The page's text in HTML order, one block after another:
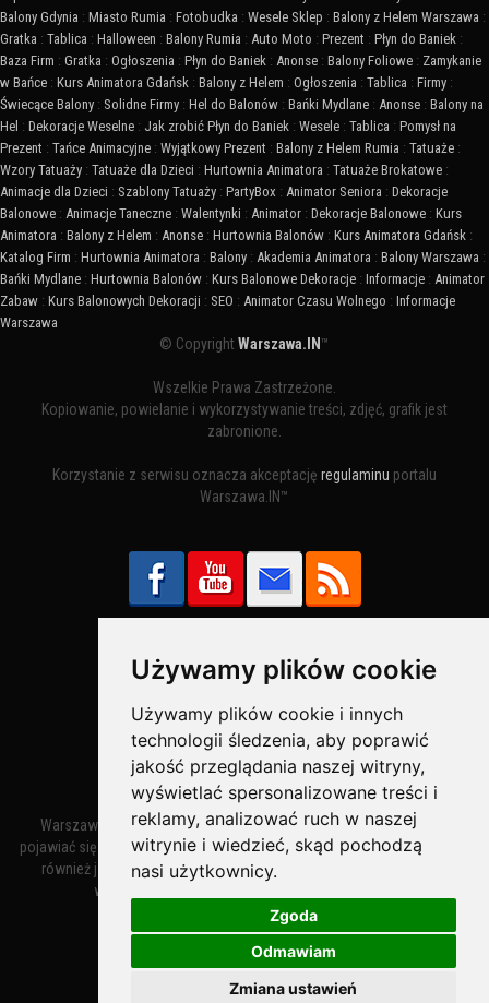
Używamy plików cookie
Używamy plików cookie i innych
technologii śledzenia, aby poprawić
jakość przeglądania naszej witryny,
wyświetlać spersonalizowane treści i
reklamy, analizować ruch w naszej
witrynie i wiedzieć, skąd pochodzą
nasi użytkownicy.
Zgoda
Odmawiam
Zmiana ustawień
Balony Gdynia : Miasto Rumia : Fotobudka : Wesele Sklep : Balony z Helem Warszawa :
Gratka : Tablica : Halloween : Balony Rumia : Auto Moto : Prezent : Płyn do Baniek :
Baza Firm : Gratka : Ogłoszenia : Płyn do Baniek : Anonse : Balony Foliowe : Zamykanie
w Bańce : Kurs Animatora Gdańsk : Balony z Helem : Ogłoszenia : Tablica : Firmy :
Świecące Balony : Solidne Firmy : Hel do Balonów : Bańki Mydlane : Anonse : Balony na
Hel : Dekoracje Weselne : Jak zrobić Płyn do Baniek : Wesele : Tablica : Pomysł na
Prezent : Tańce Animacyjne : Wyjątkowy Prezent : Balony z Helem Rumia : Tatuaże :
Wzory Tatuaży : Tatuaże dla Dzieci : Hurtownia Animatora : Tatuaże Brokatowe :
Animacje dla Dzieci : Szablony Tatuaży : PartyBox : Animator Seniora : Dekoracje
Balonowe : Animacje Taneczne : Walentynki : Animator : Dekoracje Balonowe : Kurs
Animatora : Balony z Helem : Anonse : Hurtownia Balonów : Kurs Animatora Gdańsk :
Katalog Firm : Hurtownia Animatora : Balony : Akademia Animatora : Balony Warszawa :
Bańki Mydlane : Hurtownia Balonów : Kurs Balonowe Dekoracje : Informacje : Animator
Zabaw : Kurs Balonowych Dekoracji : SEO : Animator Czasu Wolnego : Informacje
Warszawa
© CopyrightWarszawa.IN ™
Wszelkie Prawa Zastrzeżone.
Kopiowanie, powielanie i wykorzystywanie treści, zdjęć, grafik jest
zabronione.
Korzystanie z serwisu oznacza akceptację regulaminu portalu
Warszawa.IN™
Bezpieczne Płatności obsługuje:
Warszawa – miasto stołeczne Warszawa. Nazwa miasta zaczęła
pojawiać się w dokumentach w XIV wieku jako Warszewa, a od XV wieku
również jako Warszowa. Zmiana nazwy na Warszawa w XV wieku
wynikała z mazowieckiej wymowy dialektycznej.